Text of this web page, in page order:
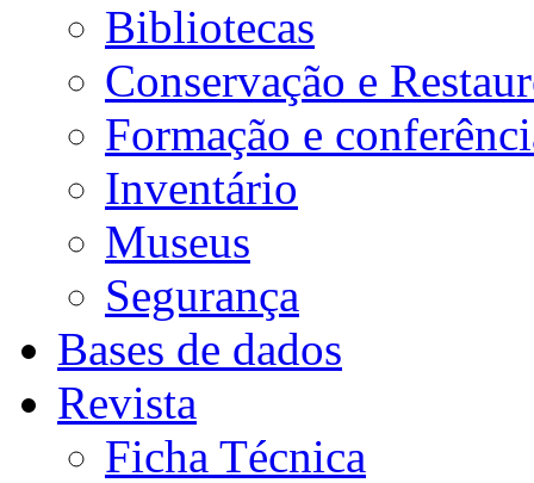
Bibliotecas
Conservação e
Formação e
Inventário
Museus
Segurança
Bases de dados
Revista
Ficha Técnica